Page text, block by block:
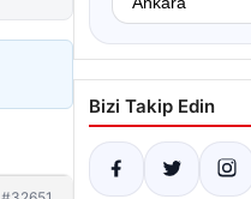
Bizi Takip Edin